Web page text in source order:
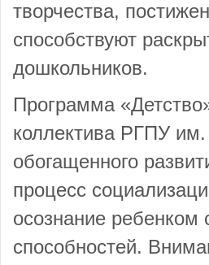
творчества,
способствуют
дошкольников.
Программа
коллектива РГПУ
обогащенного
процесс
осознание ребенком
способностей.